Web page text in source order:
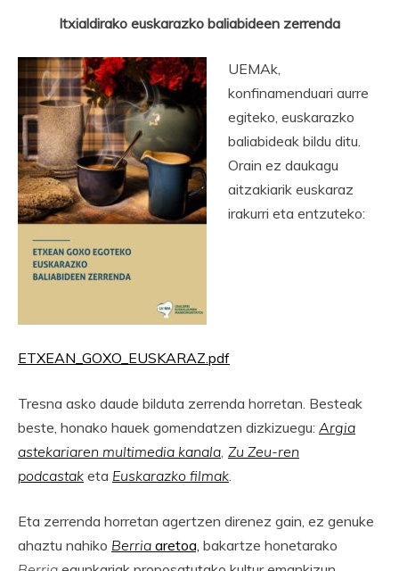
Itxialdirako euskarazko baliabideen zerrenda
UEMAk,
konfinamenduari aurre
egiteko, euskarazko
baliabideak bildu ditu.
Orain ez daukagu
aitzakiarik euskaraz
irakurri eta entzuteko:
ETXEAN_GOXO_EUSKARAZ.pdf
Tresna asko daude bilduta zerrenda horretan. Besteak
beste, honako hauek gomendatzen dizkizuegu: Argia
astekariaren multimedia kanala, Zu Zeu-ren
podcastak eta Euskarazko filmak.
Eta zerrenda horretan agertzen direnez gain, ez genuke
ahaztu nahiko Berria aretoa, bakartze honetarako